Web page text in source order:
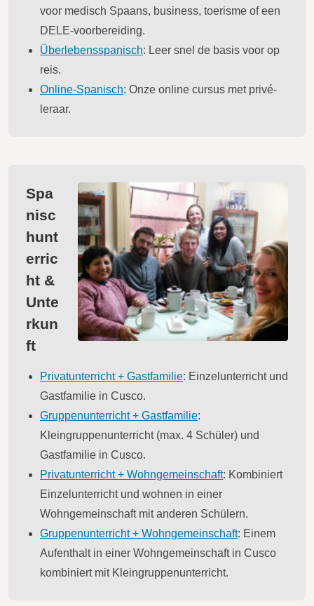
voor medisch Spaans, business, toerisme of een
DELE-voorbereiding.
Überlebensspanisch: Leer snel de basis voor op
reis.
Online-Spanisch: Onze online cursus met privé-
leraar.
Spa
nisc
hunt
erric
ht &
Unte
rkun
ft
Privatunterricht + Gastfamilie: Einzelunterricht und
Gastfamilie in Cusco.
Gruppenunterricht + Gastfamilie:
Kleingruppenunterricht (max. 4 Schüler) und
Gastfamilie in Cusco.
Privatunterricht + Wohngemeinschaft: Kombiniert
Einzelunterricht und wohnen in einer
Wohngemeinschaft mit anderen Schülern.
Gruppenunterricht + Wohngemeinschaft: Einem
Aufenthalt in einer Wohngemeinschaft in Cusco
kombiniert mit Kleingruppenunterricht.